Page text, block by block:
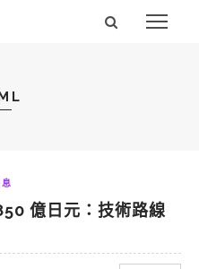
億日元：技術路線